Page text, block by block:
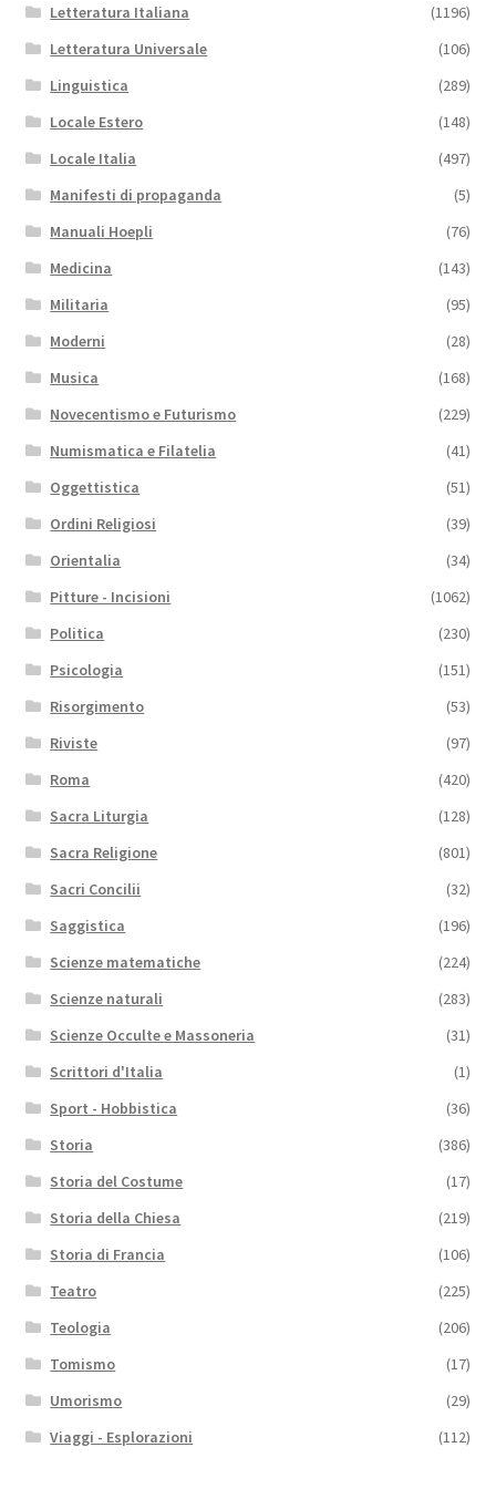
Letteratura Italiana
(1196)
Letteratura Universale
(106)
Linguistica
(289)
Locale Estero
(148)
Locale Italia
(497)
Manifesti di propaganda
(5)
Manuali Hoepli
(76)
Medicina
(143)
Militaria
(95)
Moderni
(28)
Musica
(168)
Novecentismo e Futurismo
(229)
Numismatica e Filatelia
(41)
Oggettistica
(51)
Ordini Religiosi
(39)
Orientalia
(34)
Pitture - Incisioni
(1062)
Politica
(230)
Psicologia
(151)
Risorgimento
(53)
Riviste
(97)
Roma
(420)
Sacra Liturgia
(128)
Sacra Religione
(801)
Sacri Concilii
(32)
Saggistica
(196)
Scienze matematiche
(224)
Scienze naturali
(283)
Scienze Occulte e Massoneria
(31)
Scrittori d'Italia
(1)
Sport - Hobbistica
(36)
Storia
(386)
Storia del Costume
(17)
Storia della Chiesa
(219)
Storia di Francia
(106)
Teatro
(225)
Teologia
(206)
Tomismo
(17)
Umorismo
(29)
Viaggi - Esplorazioni
(112)